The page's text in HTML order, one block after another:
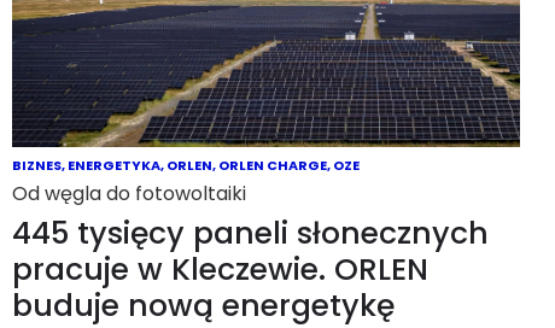
BIZNES,ENERGETYKA,ORLEN,ORLEN CHARGE,OZE
Od węgla do fotowoltaiki
445 tysięcy paneli słonecznych
pracuje w Kleczewie. ORLEN
buduje nową energetykę